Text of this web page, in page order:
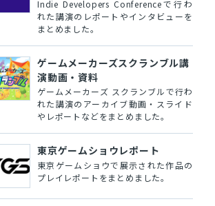
Indie Developers Conferenceで行わ
れた講演のレポートやインタビューを
まとめました。
ゲームメーカーズスクランブル講
演動画・資料
ゲームメーカーズ スクランブルで行わ
れた講演のアーカイブ動画・スライド
やレポートなどをまとめました。
東京ゲームショウレポート
東京ゲームショウで展示された作品の
プレイレポートをまとめました。